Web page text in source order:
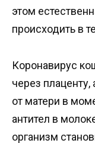
этом
происходить в
Коронавирус
через
от матери в
антител в
организм